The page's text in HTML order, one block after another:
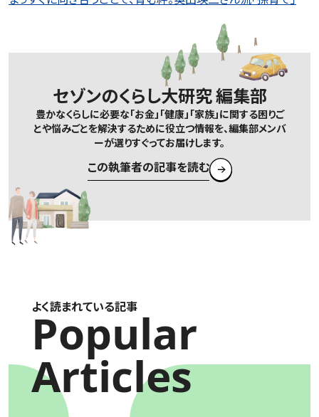
セゾンのくらし大研究 編集部
豊かなくらしに必要な「お金」「健康」「家族」に関する困りご
とや悩みごとを解決するために役立つ情報を、編集部メンバ
ーが選りすぐってお届けします。
この執筆者の記事を読む
よく読まれている記事
Popular
Articles